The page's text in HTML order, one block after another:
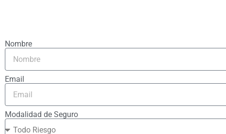
Nombre
Email
Modalidad de Seguro